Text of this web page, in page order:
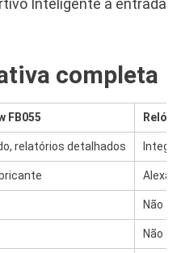
Inteligente a entrada
completa
FB055
relatórios detalhados
Alexa
Não
Não